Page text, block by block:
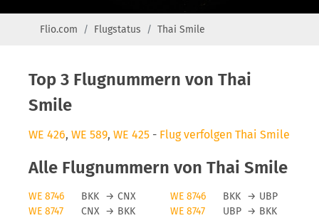
Flio.com Flugstatus Thai Smile
Top 3 Flugnummern von Thai
Smile
WE 426, WE 589, WE 425 - Flug verfolgen Thai Smile
Alle Flugnummern von Thai Smile
WE 8746 BKK → CNX WE 8746 BKK → UBP
WE 8747
CNX → BKK WE 8747 UBP → BKK